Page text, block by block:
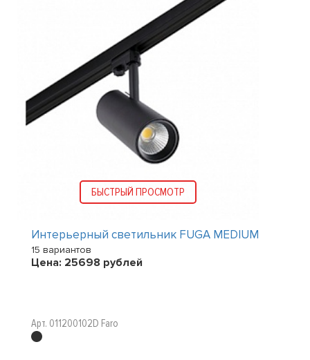
БЫСТРЫЙ ПРОСМОТР
Интерьерный светильник FUGA MEDIUM
15 вариантов
Цена: 25698 рублей
Арт. 011200102D Faro